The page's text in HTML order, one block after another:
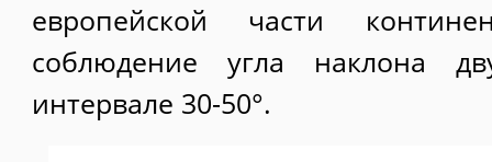
европейской части
соблюдение угла наклона
интервале 30-50°.